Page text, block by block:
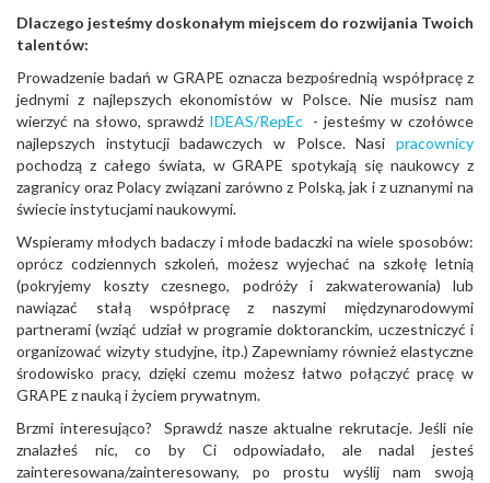
Dlaczego jesteśmy doskonałym miejscem do rozwijania Twoich
talentów:
Prowadzenie badań w GRAPE oznacza bezpośrednią współpracę z
jednymi z najlepszych ekonomistów w Polsce. Nie musisz nam
wierzyć na słowo, sprawdź IDEAS/RepEc- jesteśmy w czołówce
najlepszych instytucji badawczych w Polsce. Nasi pracownicy
pochodzą z całego świata, w GRAPE spotykają się naukowcy z
zagranicy oraz Polacy związani zarówno z Polską, jak i z uznanymi na
świecie instytucjami naukowymi.
Wspieramy młodych badaczy i młode badaczki na wiele sposobów:
oprócz codziennych szkoleń, możesz wyjechać na szkołę letnią
(pokryjemy koszty czesnego, podróży i zakwaterowania) lub
nawiązać stałą współpracę z naszymi międzynarodowymi
partnerami (wziąć udział w programie doktoranckim, uczestniczyć i
organizować wizyty studyjne, itp.) Zapewniamy również elastyczne
środowisko pracy, dzięki czemu możesz łatwo połączyć pracę w
GRAPE z nauką i życiem prywatnym.
Brzmi interesująco? Sprawdź nasze aktualne rekrutacje. Jeśli nie
znalazłeś nic, co by Ci odpowiadało, ale nadal jesteś
zainteresowana/zainteresowany, po prostu wyślij nam swoją